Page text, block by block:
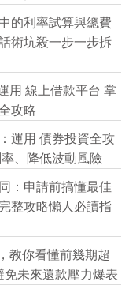
的利率試算與總費
術坑殺一步一步拆
用 線上借款平台 掌
攻略
運用 債券投資全攻
、降低波動風險
：申請前搞懂最佳
整攻略懶人必讀指
教你看懂前幾期超
未來還款壓力爆表